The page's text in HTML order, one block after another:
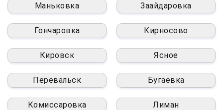
Маньковка Заайдаровка
Гончаровка Кирносово
Кировск Ясное
Перевальск Бугаевка
Комиссаровка Лиман